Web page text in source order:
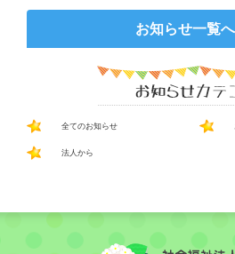
お知らせ一覧
全てのお知らせ
法人から